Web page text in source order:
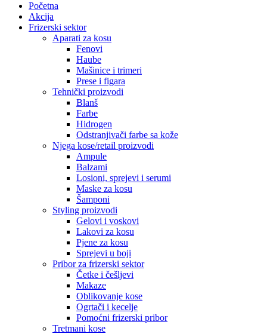
Početna
Akcija
Frizerski sektor
Aparati za kosu
Fenovi
Haube
Mašinice i trimeri
Prese i figara
Tehnički proizvodi
Blanš
Farbe
Hidrogen
Odstranjivači farbe sa kože
Njega kose/retail proizvodi
Ampule
Balzami
Losioni, sprejevi i serumi
Maske za kosu
Šamponi
Styling proizvodi
Gelovi i voskovi
Lakovi za kosu
Pjene za kosu
Sprejevi u boji
Pribor za frizerski sektor
Četke i češljevi
Makaze
Oblikovanje kose
Ogrtači i kecelje
Pomoćni frizerski pribor
Tretmani kose